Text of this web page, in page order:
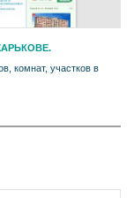
комнат, участков в